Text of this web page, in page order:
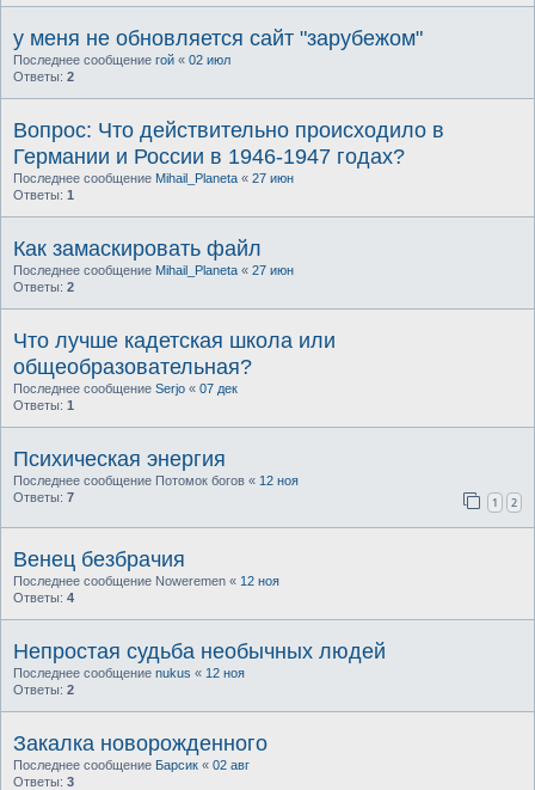
у меня не обновляется сайт "зарубежом"
Последнее сообщение гой « 02 июл
Ответы: 2
Вопрос: Что действительно происходило в
Германии и России в 1946-1947 годах?
Последнее сообщение Mihail_Planeta « 27 июн
Ответы: 1
Как замаскировать файл
Последнее сообщение Mihail_Planeta « 27 июн
Ответы: 2
Что лучше кадетская школа или
общеобразовательная?
Последнее сообщение Serjo « 07 дек
Ответы: 1
Психическая энергия
Последнее сообщение Потомок богов « 12 ноя
Ответы: 7 1 2
Венец безбрачия
Последнее сообщение Noweremen « 12 ноя
Ответы: 4
Непростая судьба необычных людей
Последнее сообщение nukus « 12 ноя
Ответы: 2
Закалка новорожденного
Последнее сообщение Барсик « 02 авг
Ответы: 3